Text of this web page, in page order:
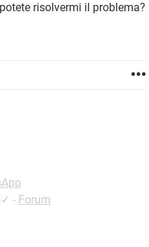
risolvermi il problema?
✓ - Forum